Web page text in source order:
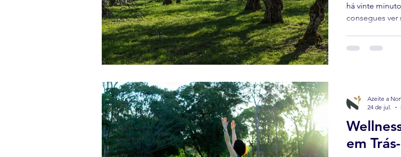
há vinte
consegues ver
em
Azeite a
24 de jul.